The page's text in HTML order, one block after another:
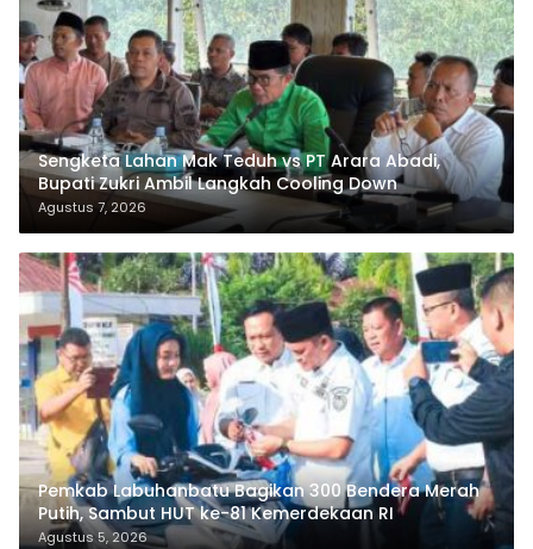
Sengketa Lahan Mak Teduh vs PT Arara Abadi,
Bupati Zukri Ambil Langkah Cooling Down
Agustus 7, 2026
Pemkab Labuhanbatu Bagikan 300 Bendera Merah
Putih, Sambut HUT ke-81 Kemerdekaan RI
Agustus 5, 2026